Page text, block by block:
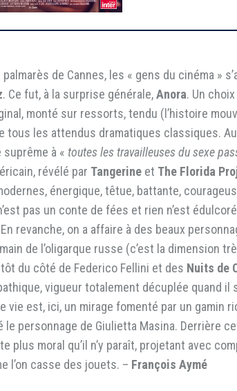
palmarès de Cannes, les « gens du cinéma »
. Ce fut, à la surprise générale,Anora. Un
monté sur ressorts, tendu (l’histoire
tous les attendus dramatiques classiques.
à « toutes les travailleuses du sexe
révélé par Tangerine et The Florida
énergique, têtue, battante,
pas un conte de fées et rien n’est
revanche, on a affaire à des beaux
de l’oligarque russe (c’est la dimension
du côté de Federico Fellini et des Nuits de
vigueur totalement décuplée quand il
vie est, ici, un mirage fomenté par un gamin
le personnage de Giulietta Masina. Derrière
plus moral qu’il n’y paraît, projetant avec
l’on casse des jouets. – François Aymé